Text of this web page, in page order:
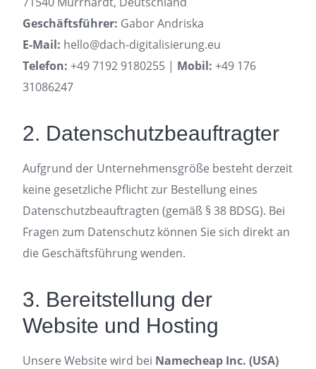
Geschäftsführer: Gabor Andriska
E-Mail: hello@dach-digitalisierung.eu
Telefon: +49 7192 9180255 | Mobil: +49 176
31086247
2. Datenschutzbeauftragter
Aufgrund der Unternehmensgröße besteht derzeit
keine gesetzliche Pflicht zur Bestellung eines
Datenschutzbeauftragten (gemäß § 38 BDSG). Bei
Fragen zum Datenschutz können Sie sich direkt an
die Geschäftsführung wenden.
3. Bereitstellung der
Website und Hosting
Unsere Website wird bei Namecheap Inc. (USA)